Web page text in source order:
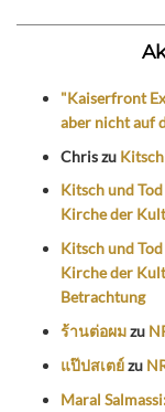
"Kaiserfront
aber nicht auf
Chriszu
Kitsch und
Kirche der
Kitsch und
Kirche der
Betrachtung
ร้านต่อผมzu
แป๊ปสเตย์zu
Maral